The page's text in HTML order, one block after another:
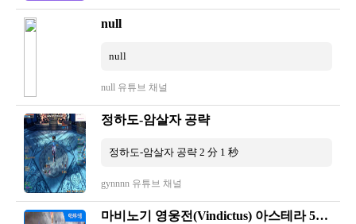
null
null
null 유튜브 채널
정하도-암살자 공략
정하도-암살자 공략 2 分 1 秒
gynnnn 유튜브 채널
마비노기 영웅전(Vindictus) 아스테라 5종 레이드 공략 1편 - 클레르 / 입문자를 위해 중요한 것만!